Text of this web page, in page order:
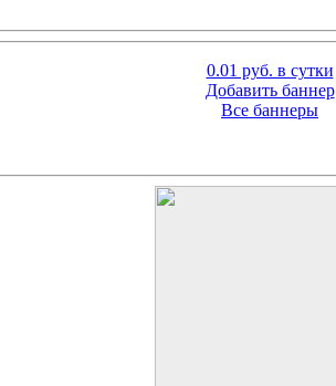
0.01 руб. в сутки
Добавить баннер
Все баннеры